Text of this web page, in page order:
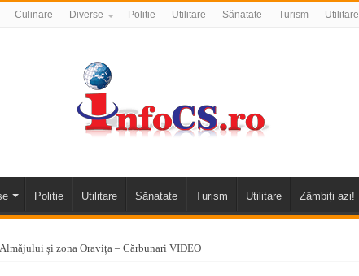
Culinare Diverse Politie Utilitare Sănatate Turism Utilitare
Politie Utilitare Sănatate Turism Utilitare Zâmbiți azi!
și zona Oravița – Cărbunari VIDEO